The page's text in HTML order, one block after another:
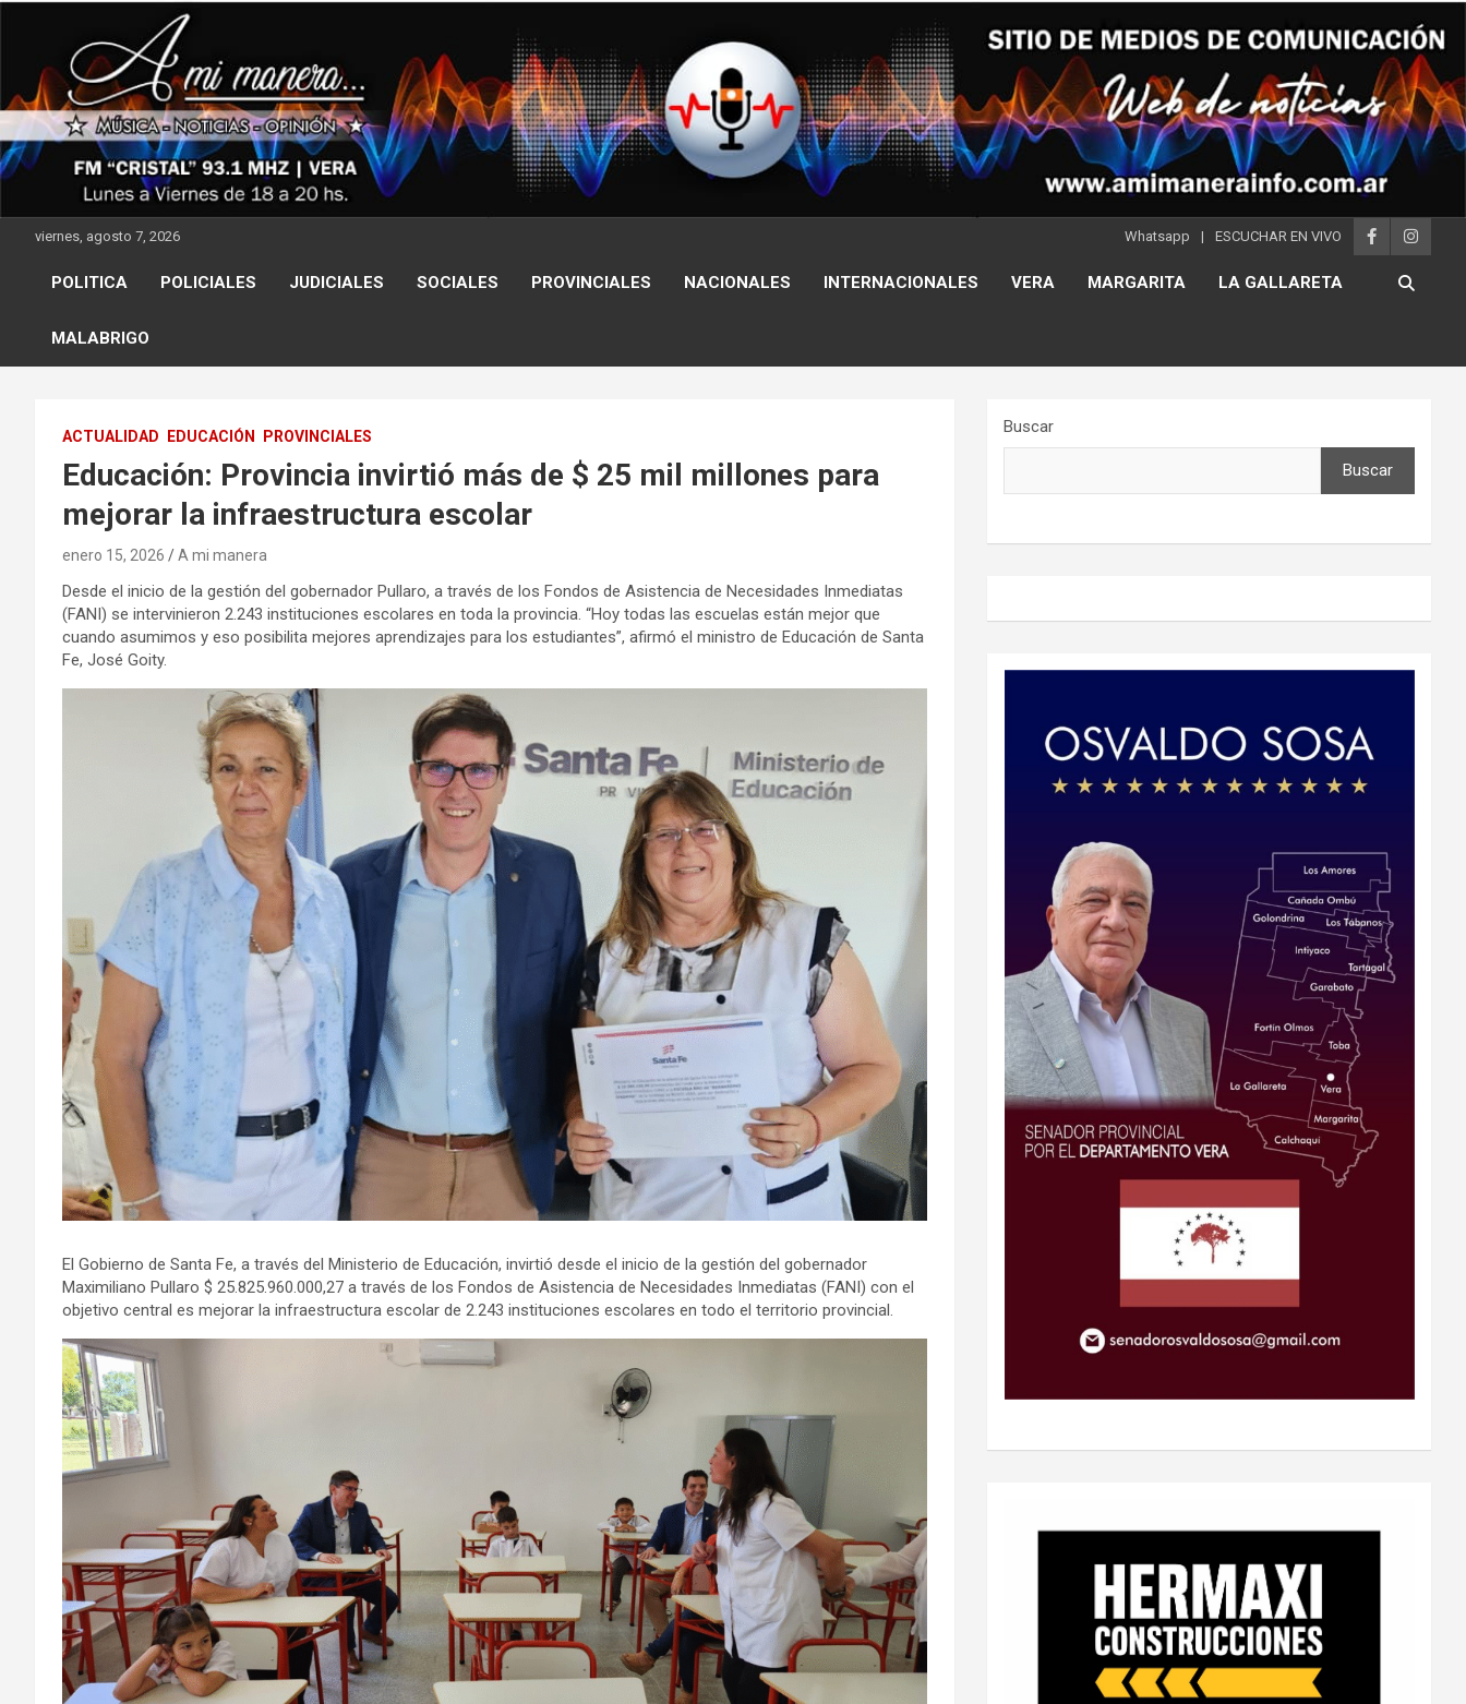
Skip
viernes, agosto 7, 2026 Whatsapp ESCUCHAR EN VIVO
POLITICA POLICIALES JUDICIALES SOCIALES PROVINCIALES NACIONALES INTERNACIONALES VERA MARGARITA LA GALLARETA
MALABRIGO
ACTUALIDAD EDUCACIÓN PROVINCIALES
Educación: Provincia invirtió más de $ 25 mil millones para
mejorar la infraestructura escolar
enero 15, 2026 A mi manera
Desde el inicio de la gestión del gobernador Pullaro, a través de los Fondos de Asistencia de Necesidades Inmediatas
(FANI) se intervinieron 2.243 instituciones escolares en toda la provincia. “Hoy todas las escuelas están mejor que
cuando asumimos y eso posibilita mejores aprendizajes para los estudiantes”, afirmó el ministro de Educación de Santa
Fe, José Goity.
El Gobierno de Santa Fe, a través del Ministerio de Educación, invirtió desde el inicio de la gestión del gobernador
Maximiliano Pullaro $ 25.825.960.000,27 a través de los Fondos de Asistencia de Necesidades Inmediatas (FANI) con el
objetivo central es mejorar la infraestructura escolar de 2.243 instituciones escolares en todo el territorio provincial.
Buscar
Buscar